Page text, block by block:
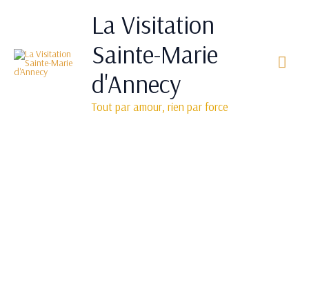
La Visitation
Sainte-Marie
d'Annecy
Tout par amour, rien par force